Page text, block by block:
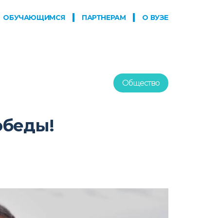
ОБУЧАЮЩИМСЯ ПАРТНЕРАМ О ВУЗЕ
Общество